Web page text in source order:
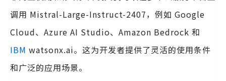
调用 Mistral-Large-Instruct-2407，例如 Google
Cloud、Azure AI Studio、Amazon Bedrock 和
IBM watsonx.ai。这为开发者提供了灵活的使用条件
和广泛的应用场景。